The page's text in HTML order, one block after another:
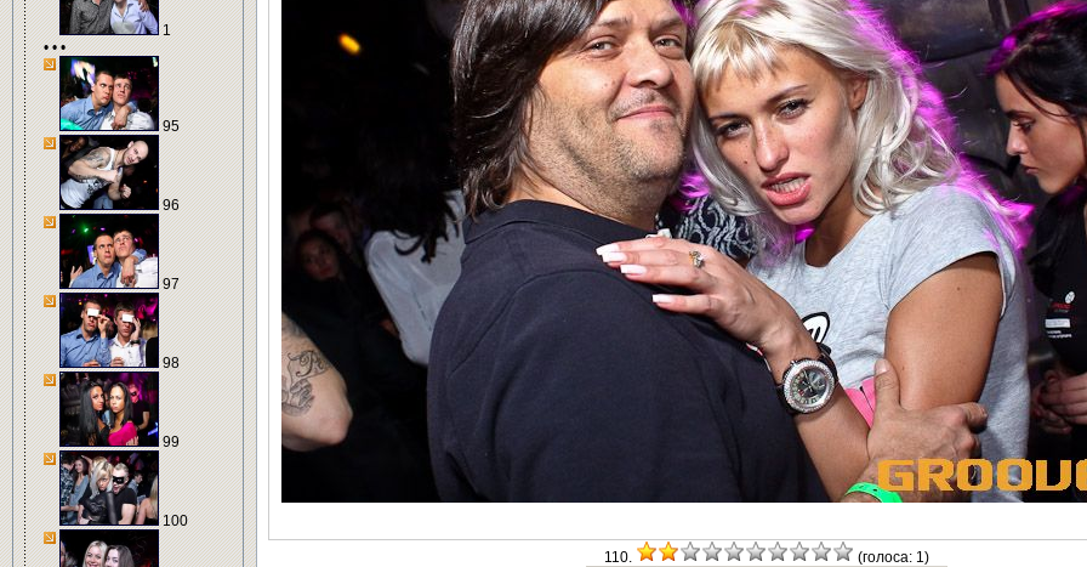
1
• • •
95
96
97
98
99
100
110.
(голоса: 1)